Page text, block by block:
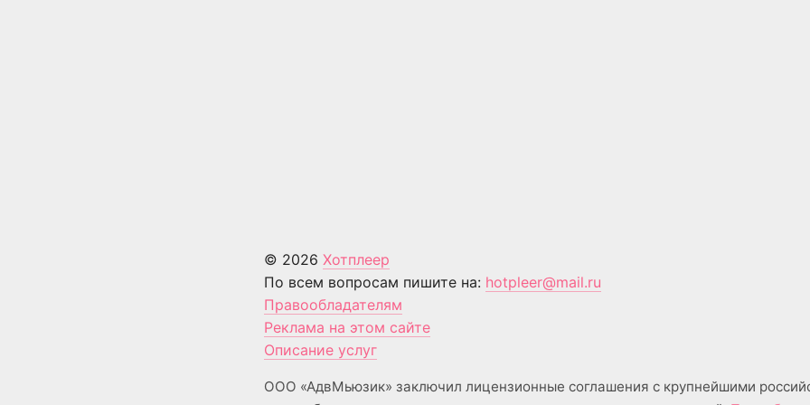
© 2026 Хотплеер
По всем вопросам пишите на: hotpleer@mail.ru
Правообладателям
Реклама на этом сайте
Описание услуг
ООО «АдвМьюзик» заключил лицензионные соглашения с крупнейшими